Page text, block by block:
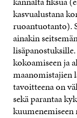
kasvualustana
ruoantuotanto).
ainakin
kokoamiseen ja
maanomistajien
tavoitteena on
sekä parantaa
kuumenemiseen